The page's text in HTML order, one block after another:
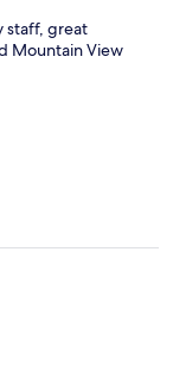
staff, great
Mountain View